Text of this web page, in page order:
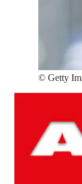
© Getty